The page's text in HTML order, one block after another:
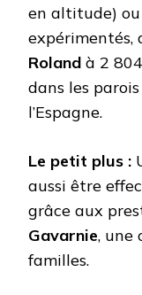
en altitude) ou
expérimentés,
Roland à 2
dans les
l’Espagne.
Le petit plus :
aussi être
grâce aux
Gavarnie, une
familles.